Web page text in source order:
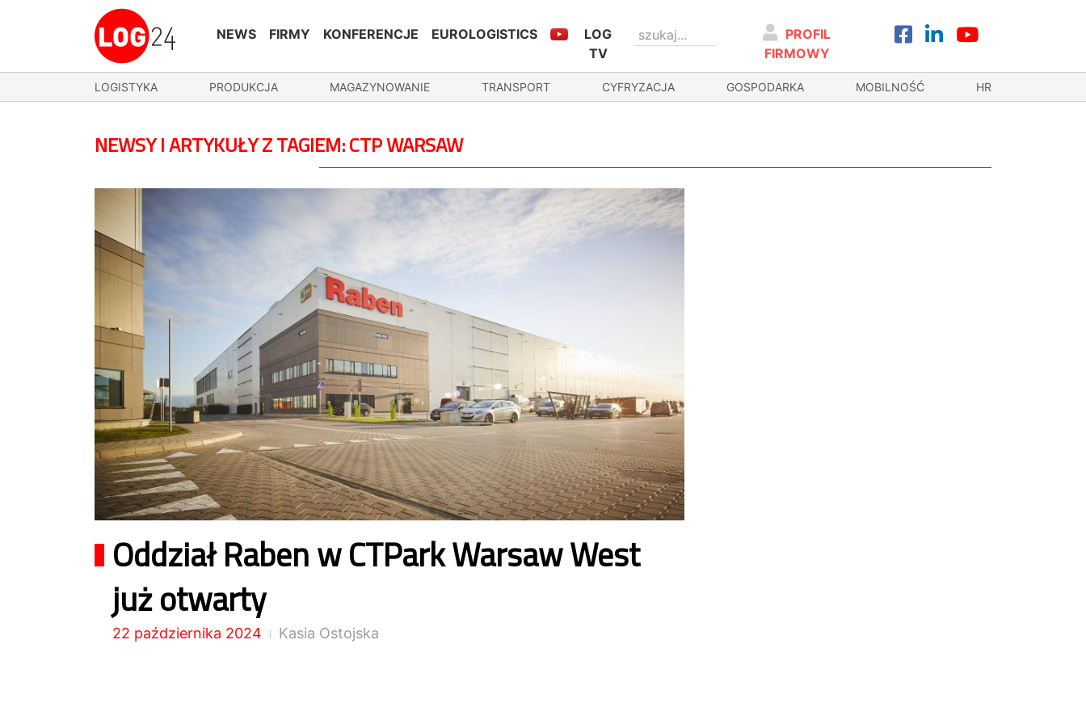
NEWS FIRMY KONFERENCJE EUROLOGISTICS
LOG
TV
PROFIL
FIRMOWY
LOGISTYKA PRODUKCJA MAGAZYNOWANIE TRANSPORT CYFRYZACJA GOSPODARKA MOBILNOŚĆ HR
NEWSY I ARTYKUŁY Z TAGIEM: CTP WARSAW
Oddział Raben w CTPark Warsaw West
już otwarty
22 października 2024 Kasia Ostojska